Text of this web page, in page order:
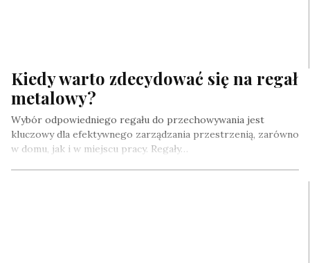
Kiedy warto zdecydować się na regał
metalowy?
Wybór odpowiedniego regału do przechowywania jest
kluczowy dla efektywnego zarządzania przestrzenią, zarówno
w domu, jak i w miejscu pracy. Regały…